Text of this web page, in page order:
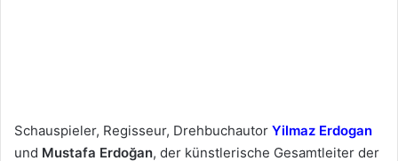
Schauspieler, Regisseur, Drehbuchautor Yilmaz Erdogan
und Mustafa Erdoğan, der künstlerische Gesamtleiter der